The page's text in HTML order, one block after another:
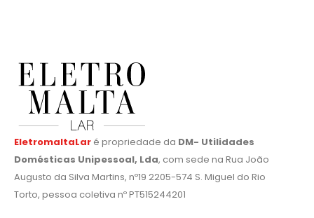
EletromaltaLar é propriedade da DM- Utilidades
Domésticas Unipessoal, Lda, com sede na Rua João
Augusto da Silva Martins, nº19 2205-574 S. Miguel do Rio
Torto, pessoa coletiva nº PT515244201